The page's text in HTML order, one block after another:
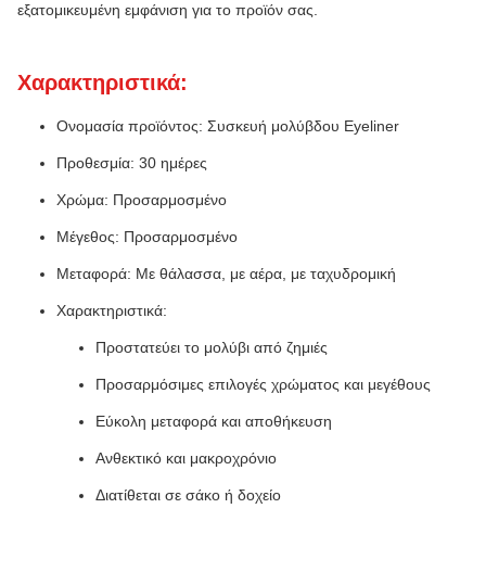
εξατομικευμένη εμφάνιση για το προϊόν σας.
Χαρακτηριστικά:
Ονομασία προϊόντος: Συσκευή μολύβδου Eyeliner
Προθεσμία: 30 ημέρες
Χρώμα: Προσαρμοσμένο
Μέγεθος: Προσαρμοσμένο
Μεταφορά: Με θάλασσα, με αέρα, με ταχυδρομική
Χαρακτηριστικά:
Προστατεύει το μολύβι από ζημιές
Προσαρμόσιμες επιλογές χρώματος και μεγέθους
Εύκολη μεταφορά και αποθήκευση
Ανθεκτικό και μακροχρόνιο
Διατίθεται σε σάκο ή δοχείο